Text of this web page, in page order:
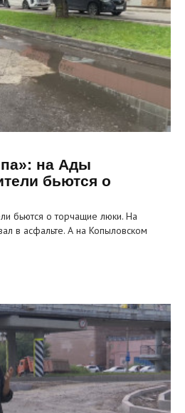
на Ады
бьются о
бьются о торчащие люки. На
в асфальте. А на Копыловском